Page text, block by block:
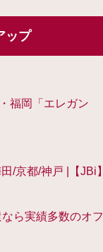
ップ
福岡「エレガン
/京都/神戸 |【JBi】
ら実績多数のオフ